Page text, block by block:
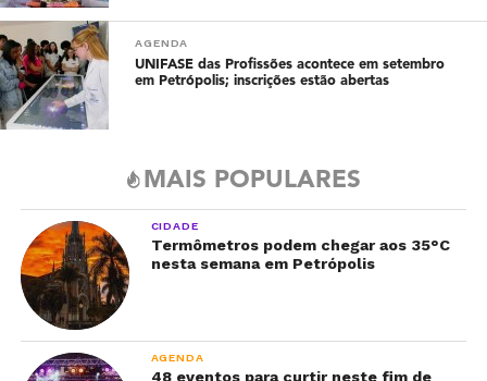
AGENDA
UNIFASE das Profissões acontece em setembro
em Petrópolis; inscrições estão abertas
MAIS POPULARES
CIDADE
Termômetros podem chegar aos 35°C
nesta semana em Petrópolis
AGENDA
48 eventos para curtir neste fim de